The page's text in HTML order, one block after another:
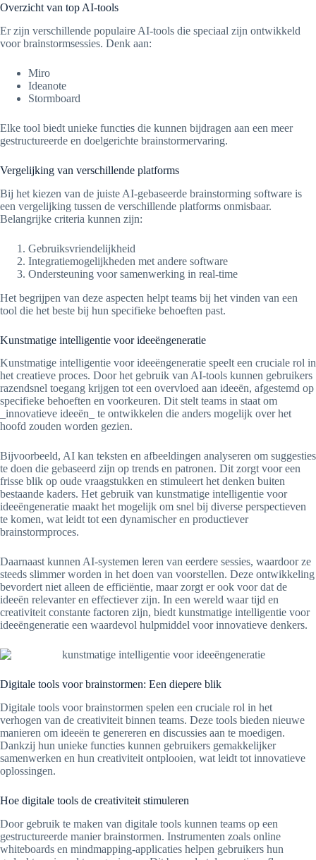
Overzicht van top AI-tools
Er zijn verschillende populaire AI-tools die speciaal zijn ontwikkeld
voor brainstormsessies. Denk aan:
Miro
Ideanote
Stormboard
Elke tool biedt unieke functies die kunnen bijdragen aan een meer
gestructureerde en doelgerichte brainstormervaring.
Vergelijking van verschillende platforms
Bij het kiezen van de juiste AI-gebaseerde brainstorming software is
een vergelijking tussen de verschillende platforms onmisbaar.
Belangrijke criteria kunnen zijn:
Gebruiksvriendelijkheid
Integratiemogelijkheden met andere software
Ondersteuning voor samenwerking in real-time
Het begrijpen van deze aspecten helpt teams bij het vinden van een
tool die het beste bij hun specifieke behoeften past.
Kunstmatige intelligentie voor ideeëngeneratie
Kunstmatige intelligentie voor ideeëngeneratie speelt een cruciale rol in
het creatieve proces. Door het gebruik van AI-tools kunnen gebruikers
razendsnel toegang krijgen tot een overvloed aan ideeën, afgestemd op
specifieke behoeften en voorkeuren. Dit stelt teams in staat om
_innovatieve ideeën_ te ontwikkelen die anders mogelijk over het
hoofd zouden worden gezien.
Bijvoorbeeld, AI kan teksten en afbeeldingen analyseren om suggesties
te doen die gebaseerd zijn op trends en patronen. Dit zorgt voor een
frisse blik op oude vraagstukken en stimuleert het denken buiten
bestaande kaders. Het gebruik van kunstmatige intelligentie voor
ideeëngeneratie maakt het mogelijk om snel bij diverse perspectieven
te komen, wat leidt tot een dynamischer en productiever
brainstormproces.
Daarnaast kunnen AI-systemen leren van eerdere sessies, waardoor ze
steeds slimmer worden in het doen van voorstellen. Deze ontwikkeling
bevordert niet alleen de efficiëntie, maar zorgt er ook voor dat de
ideeën relevanter en effectiever zijn. In een wereld waar tijd en
creativiteit constante factoren zijn, biedt kunstmatige intelligentie voor
ideeëngeneratie een waardevol hulpmiddel voor innovatieve denkers.
Digitale tools voor brainstormen: Een diepere blik
Digitale tools voor brainstormen spelen een cruciale rol in het
verhogen van de creativiteit binnen teams. Deze tools bieden nieuwe
manieren om ideeën te genereren en discussies aan te moedigen.
Dankzij hun unieke functies kunnen gebruikers gemakkelijker
samenwerken en hun creativiteit ontplooien, wat leidt tot innovatieve
oplossingen.
Hoe digitale tools de creativiteit stimuleren
Door gebruik te maken van digitale tools kunnen teams op een
gestructureerde manier brainstormen. Instrumenten zoals online
whiteboards en mindmapping-applicaties helpen gebruikers hun